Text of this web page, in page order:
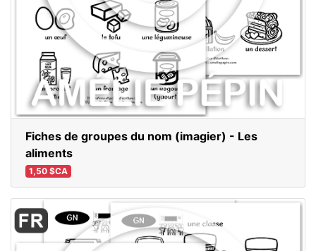
Fiches de groupes du nom (imagier) - Les
aliments
1,50 $CA